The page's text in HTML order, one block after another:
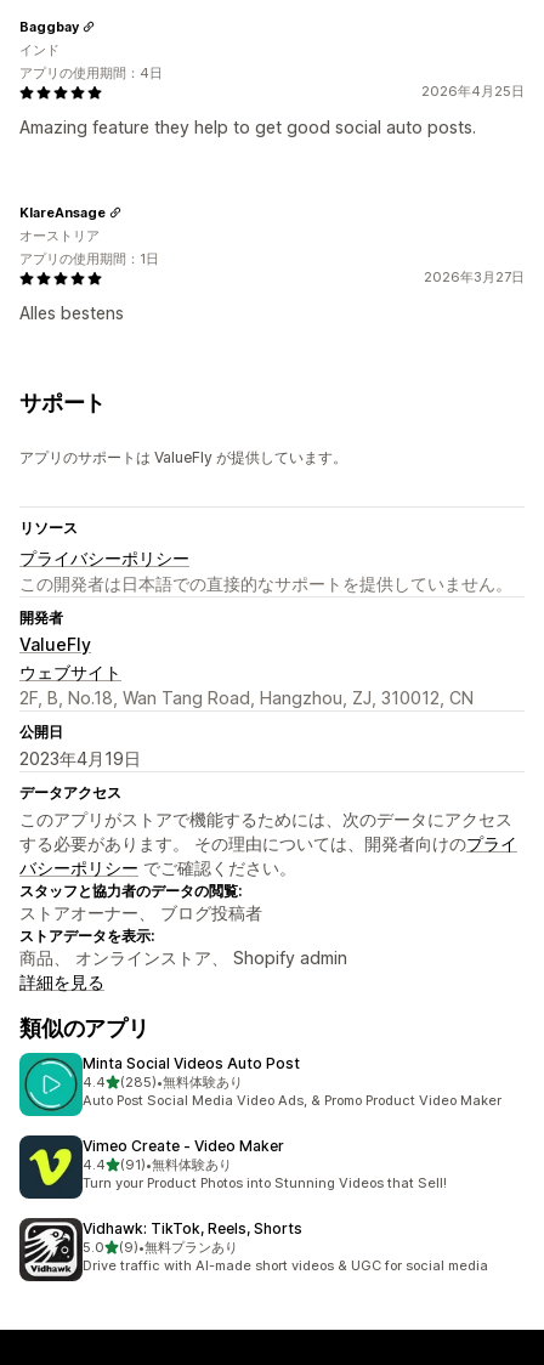
2026年4月25日
Amazing feature they help to get good social auto posts.
Baggbay
インド
アプリの使用期間：4日
2026年3月27日
Alles bestens
KlareAnsage
オーストリア
アプリの使用期間：1日
サポート
アプリのサポートは ValueFly が提供しています。
リソース
プライバシーポリシー
この開発者は日本語での直接的なサポートを提供していません。
開発者
ValueFly
ウェブサイト
2F, B, No.18, Wan Tang Road, Hangzhou, ZJ, 310012, CN
公開日
2023年4月19日
データアクセス
このアプリがストアで機能するためには、次のデータにアクセス
する必要があります。 その理由については、開発者向けのプライ
バシーポリシー でご確認ください。
スタッフと協力者のデータの閲覧:
ストアオーナー、 ブログ投稿者
ストアデータを表示:
商品、 オンラインストア、 Shopify admin
詳細を見る
類似のアプリ
Minta Social Videos Auto Post
4.45つ星中
(285)
合計レビュー数：285件
•無料体験あり
Auto Post Social Media Video Ads, & Promo Product Video Maker
Vimeo Create ‑ Video Maker
4.45つ星中
(91)
合計レビュー数：91件
•無料体験あり
Turn your Product Photos into Stunning Videos that Sell!
Vidhawk: TikTok, Reels, Shorts
5.05つ星中
(9)
合計レビュー数：9件
•無料プランあり
Drive traffic with AI-made short videos & UGC for social media